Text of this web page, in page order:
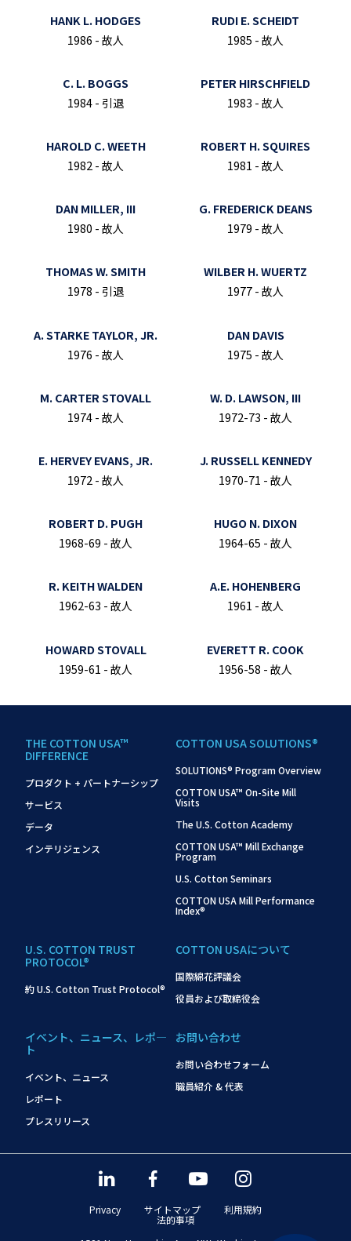
HANK L. HODGES
1986 - 故人
RUDI E. SCHEIDT
1985 - 故人
C. L. BOGGS
1984 - 引退
PETER HIRSCHFIELD
1983 - 故人
HAROLD C. WEETH
1982 - 故人
ROBERT H. SQUIRES
1981 - 故人
DAN MILLER, III
1980 - 故人
G. FREDERICK DEANS
1979 - 故人
THOMAS W. SMITH
1978 - 引退
WILBER H. WUERTZ
1977 - 故人
A. STARKE TAYLOR, JR.
1976 - 故人
DAN DAVIS
1975 - 故人
M. CARTER STOVALL
1974 - 故人
W. D. LAWSON, III
1972-73 - 故人
E. HERVEY EVANS, JR.
1972 - 故人
J. RUSSELL KENNEDY
1970-71 - 故人
ROBERT D. PUGH
1968-69 - 故人
HUGO N. DIXON
1964-65 - 故人
R. KEITH WALDEN
1962-63 - 故人
A.E. HOHENBERG
1961 - 故人
HOWARD STOVALL
1959-61 - 故人
EVERETT R. COOK
1956-58 - 故人
THE COTTON USA™
DIFFERENCE
プロダクト + パートナーシップ
サービス
データ
インテリジェンス
COTTON USA SOLUTIONS®
SOLUTIONS® Program Overview
COTTON USA™ On-Site Mill
Visits
The U.S. Cotton Academy
COTTON USA™ Mill Exchange
Program
U.S. Cotton Seminars
COTTON USA Mill Performance
Index®
U.S. COTTON TRUST
PROTOCOL®
約 U.S. Cotton Trust Protocol®
COTTON USAについて
国際綿花評議会
役員および取締役会
イベント、ニュース、レポ―
ト
イベント、ニュース
レポート
プレスリリース
お問い合わせ
お問い合わせフォーム
職員紹介 & 代表
Privacy サイトマップ 利用規約
法的事項